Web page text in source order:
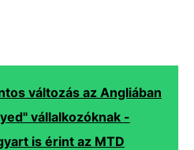
változás az Angliában
vállalkozóknak -
is érint az MTD